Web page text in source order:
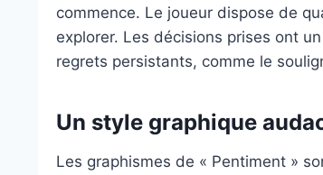
commence. Le joueur dispose de
explorer. Les décisions prises ont
regrets persistants, comme le
Un style graphique
Les graphismes de « Pentiment »